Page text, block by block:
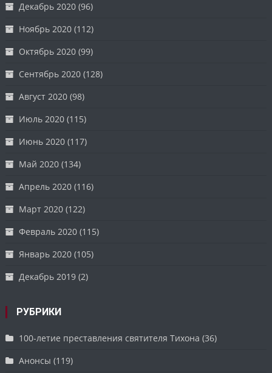
Декабрь 2020 (96)
Ноябрь 2020 (112)
Октябрь 2020 (99)
Сентябрь 2020 (128)
Август 2020 (98)
Июль 2020 (115)
Июнь 2020 (117)
Май 2020 (134)
Апрель 2020 (116)
Март 2020 (122)
Февраль 2020 (115)
Январь 2020 (105)
Декабрь 2019 (2)
РУБРИКИ
100-летие преставления святителя Тихона (36)
Анонсы (119)